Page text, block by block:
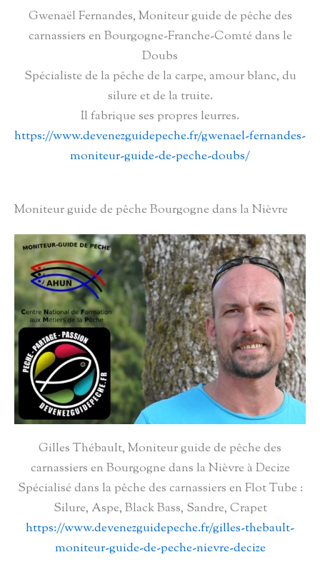
Gwenaël Fernandes, Moniteur guide de pêche des
carnassiers en Bourgogne-Franche-Comté dans le
Doubs
Spécialiste de la pêche de la carpe, amour blanc, du
silure et de la truite.
Il fabrique ses propres leurres.
https://www.devenezguidepeche.fr/gwenael-fernandes-
moniteur-guide-de-peche-doubs/
Moniteur guide de pêche Bourgogne dans la Nièvre
Gilles Thébault, Moniteur guide de pêche des
carnassiers en Bourgogne dans la Nièvre à Decize
Spécialisé dans la pêche des carnassiers en Flot Tube :
Silure, Aspe, Black Bass, Sandre, Crapet
https://www.devenezguidepeche.fr/gilles-thebault-
moniteur-guide-de-peche-nievre-decize